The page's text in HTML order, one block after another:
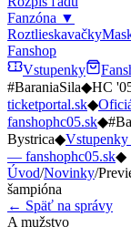
Fanzóna ▼
Roztlieskavačky
Fanshop
Vstupenky
#BaraniaSila◆HC
ticketportal.sk◆
fanshophc05.sk◆
Bystrica◆Vstupenky
— fanshophc05.sk◆
Úvod/Novinky/
šampióna
← Späť na správy
A mužstvo